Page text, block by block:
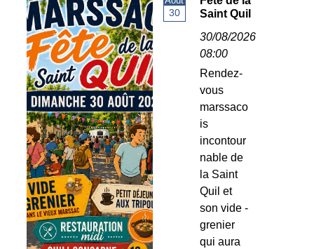
30
Saint Quil
30/08/2026
08:00
Rendez-
vous
marssaco
is
incontour
nable de
la Saint
Quil et
son vide -
grenier
qui aura